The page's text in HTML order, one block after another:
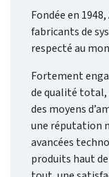
Fondée en
fabricants de
respecté au
Fortement
de qualité total,
des moyens
une réputation
avancées
produits haut